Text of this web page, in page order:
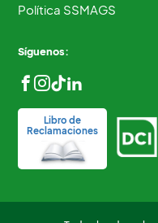
Política SSMAGS
Síguenos:
Libro de
Reclamaciones